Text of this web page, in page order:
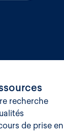
recherche
de prise